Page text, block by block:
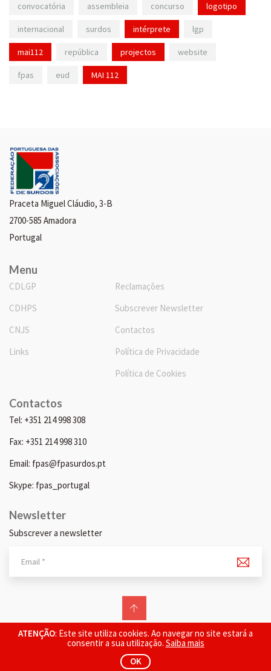
ATENÇÃO: Este site utiliza cookies. Ao navegar no site estará a
consentir a sua utilização. Saiba mais
OK
convocatória assembleia concurso logotipo
internacional surdos intérprete lgp
mai112 república projectos website
fpas eud MAI 112
Praceta Miguel Cláudio, 3-B
2700-585 Amadora
Portugal
Menu
CDLGP
CDHPS
CNJS
Links
Reclamações
Subscrever Newsletter
Contactos
Política de Privacidade
Política de Cookies
Contactos
Tel: +351 214 998 308
Fax: +351 214 998 310
Email: fpas@fpasurdos.pt
Skype: fpas_portugal
Newsletter
Subscrever a newsletter
© 2026 FPAS. Todos os direitos reservados.